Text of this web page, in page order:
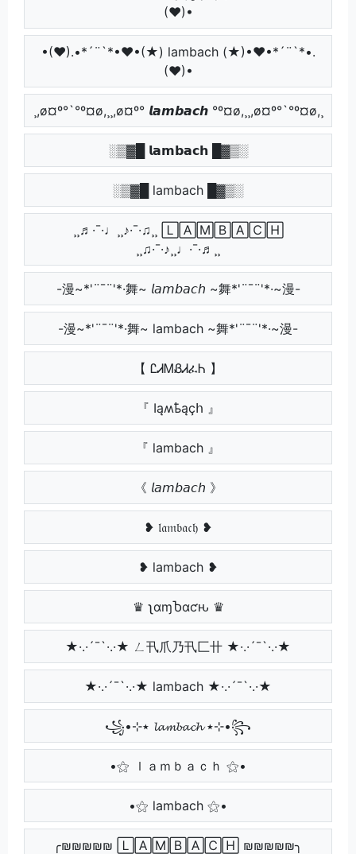
(♥)•
•(♥).•*´¨`*•♥•(★) lambach (★)•♥•*´¨`*•.
(♥)•
¸,ø¤º°`°º¤ø,¸¸,ø¤º° 𝙡𝙖𝙢𝙗𝙖𝙘𝙝 °º¤ø,¸¸,ø¤º°`°º¤ø,¸
░▒▓█ 𝗹𝗮𝗺𝗯𝗮𝗰𝗵 █▓▒░
░▒▓█ lambach █▓▒░
¸¸♬·¯·♩¸¸♪·¯·♫¸¸ 🄻🄰🄼🄱🄰🄲🄷
¸¸♫·¯·♪¸¸♩·¯·♬¸¸
-漫~*'¨¯¨'*·舞~ 𝘭𝘢𝘮𝘣𝘢𝘤𝘩 ~舞*'¨¯¨'*·~漫-
-漫~*'¨¯¨'*·舞~ lambach ~舞*'¨¯¨'*·~漫-
【 ᏝᏗᎷᏰᏗፈᏂ 】
『 Ӏąʍҍąçհ 』
『 lambach 』
《 𝘭𝘢𝘮𝘣𝘢𝘤𝘩 》
❥ 𝔩𝔞𝔪𝔟𝔞𝔠𝔥 ❥
❥ lambach ❥
♛ ʅαɱႦαƈԋ ♛
★·.·´¯`·.·★ ㄥ卂爪乃卂匚卄 ★·.·´¯`·.·★
★·.·´¯`·.·★ lambach ★·.·´¯`·.·★
꧁•⊹٭ 𝓵𝓪𝓶𝓫𝓪𝓬𝓱 ٭⊹•꧂
•⚝ ｌａｍｂａｃｈ ⚝•
•⚝ lambach ⚝•
╭₪₪₪₪₪ 🄻🄰🄼🄱🄰🄲🄷 ₪₪₪₪₪╮